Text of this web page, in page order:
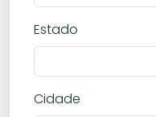
Estado
Cidade